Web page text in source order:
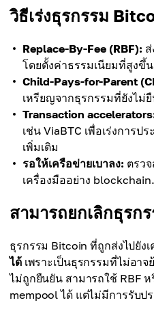
วิธีเร่งธุรกรรม
Replace-By-Fee (RBF):
โดยตั้งค่าธรรมเนียมที่สูงขึ้น
Child-Pays-for-Parent
เหรียญจากธุรกรรมที่ยังไม่
Transaction
เช่น ViaBTC เพื่อเร่งการป
เพิ่มเติม
รอให้เครือข่ายเบาลง: ตรว
เครื่องมืออย่าง
สามารถยกเลิกธุรก
ธุรกรรม Bitcoin ที่ถูกส่งไปยัง
ได้เพราะเป็นธุรกรรมที่ไม่อาจ
ไม่ถูกยืนยัน สามารถใช้ RBF
mempool ได้ แต่ไม่มีการรับป